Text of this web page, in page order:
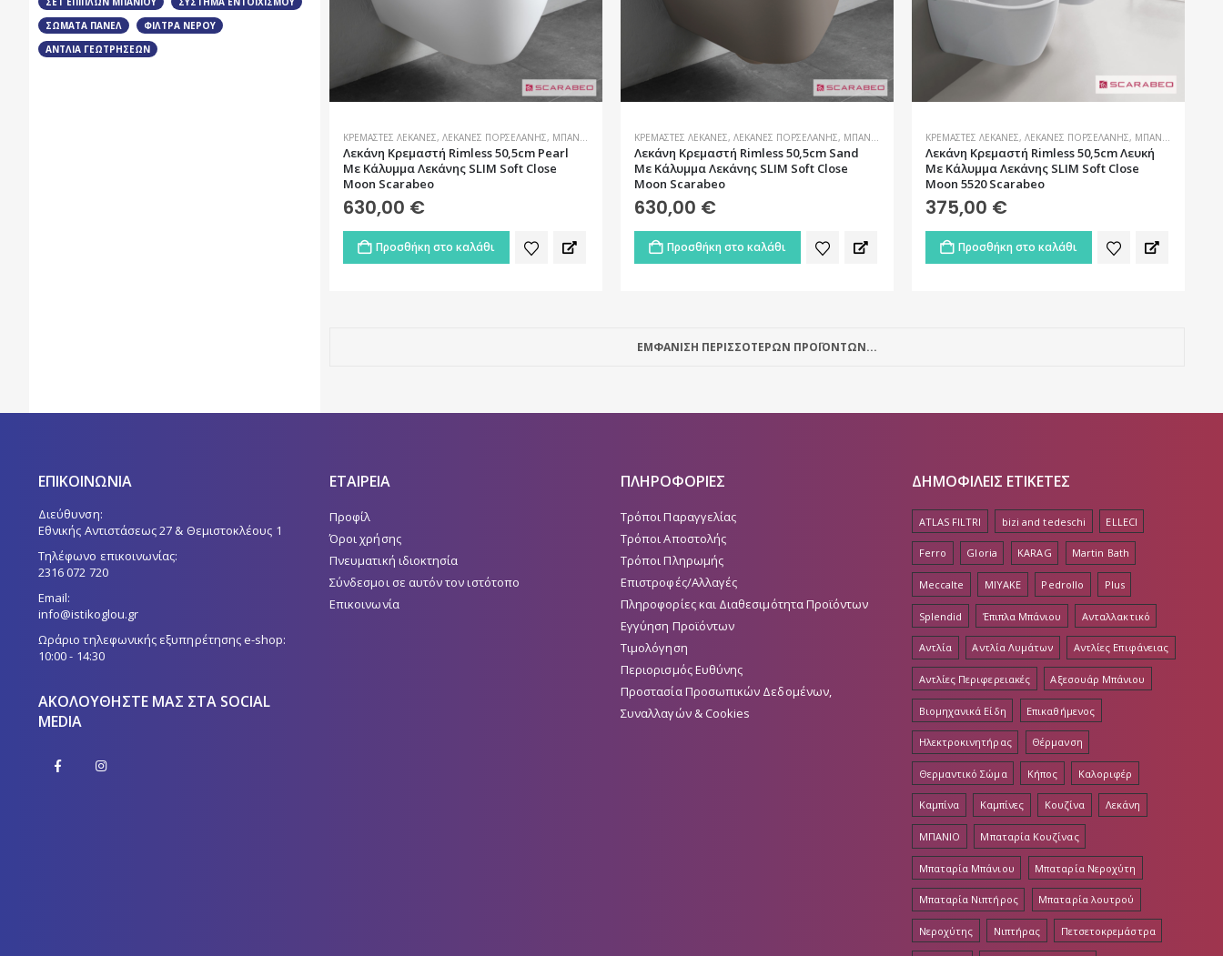
ΚΡΕΜΑΣΤΈΣ ΛΕΚΆΝΕΣ, ΛΕΚΆΝΕΣ ΠΟΡΣΕΛΆΝΗΣ, ΜΠΆΝΙΟ
Λεκάνη Kρεμαστή Rimless 50,5cm Pearl
Με Κάλυμμα Λεκάνης SLIM Soft Close
Moon Scarabeo
630,00 €
Προσθήκη στο καλάθι
ΚΡΕΜΑΣΤΈΣ ΛΕΚΆΝΕΣ, ΛΕΚΆΝΕΣ ΠΟΡΣΕΛΆΝΗΣ, ΜΠΆΝΙΟ
Λεκάνη Kρεμαστή Rimless 50,5cm Sand
Με Κάλυμμα Λεκάνης SLIM Soft Close
Moon Scarabeo
630,00 €
Προσθήκη στο καλάθι
ΚΡΕΜΑΣΤΈΣ ΛΕΚΆΝΕΣ, ΛΕΚΆΝΕΣ ΠΟΡΣΕΛΆΝΗΣ, ΜΠΆΝΙΟ
Λεκάνη Kρεμαστή Rimless 50,5cm Λευκή
Με Κάλυμμα Λεκάνης SLIM Soft Close
Moon 5520 Scarabeo
375,00 €
Προσθήκη στο καλάθι
ΕΜΦΑΝΙΣΗ ΠΕΡΙΣΣΟΤΕΡΩΝ ΠΡΟΪΟΝΤΩΝ...
ΣΏΜΑΤΑ ΠΆΝΕΛ
ΦΊΛΤΡΑ ΝΕΡΟΎ
ΑΝΤΛΊΑ ΓΕΩΤΡΉΣΕΩΝ
ΕΠΙΚΟΙΝΩΝΙΑ
Διεύθυνση:
Εθνικής Αντιστάσεως 27 & Θεμιστοκλέους 1
Τηλέφωνο επικοινωνίας:
2316 072 720
Email:
info@istikoglou.gr
Ωράριο τηλεφωνικής εξυπηρέτησης e-shop:
10:00 - 14:30
ΑΚΟΛΟΥΘΉΣΤΕ ΜΑΣ ΣΤΑ SOCIAL
MEDIA
ΕΤΑΙΡΕΙΑ
Προφίλ
Όροι χρήσης
Πνευματική ιδιοκτησία
Σύνδεσμοι σε αυτόν τον ιστότοπο
Επικοινωνία
ΠΛΗΡΟΦΟΡΙΕΣ
Τρόποι Παραγγελίας
Τρόποι Αποστολής
Τρόποι Πληρωμής
Επιστροφές/Αλλαγές
Πληροφορίες και Διαθεσιμότητα Προϊόντων
Εγγύηση Προϊόντων
Τιμολόγηση
Περιορισμός Ευθύνης
Προστασία Προσωπικών Δεδομένων,
Συναλλαγών & Cookies
ΔΗΜΟΦΙΛΕΙΣ ΕΤΙΚΕΤΕΣ
ATLAS FILTRI bizi and tedeschi ELLECI
Ferro Gloria KARAG Martin Bath
Meccalte MIYAKE Pedrollo Plus
Splendid Έπιπλα Μπάνιου Ανταλλακτικό
Αντλία Αντλία Λυμάτων Αντλίες Επιφάνειας
Αντλίες Περιφερειακές Αξεσουάρ Μπάνιου
Βιομηχανικά Είδη Επικαθήμενος
Ηλεκτροκινητήρας Θέρμανση
Θερμαντικό Σώμα Κήπος Καλοριφέρ
Καμπίνα Καμπίνες Κουζίνα Λεκάνη
ΜΠΑΝΙΟ Μπαταρία Κουζίνας
Μπαταρία Μπάνιου Μπαταρία Νεροχύτη
Μπαταρία Νιπτήρος Μπαταρία λουτρού
Νεροχύτης Νιπτήρας Πετσετοκρεμάστρα